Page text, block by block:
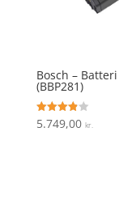
Bosch –
(BBP281)
Vurderet
3.9
5.749,00 kr.